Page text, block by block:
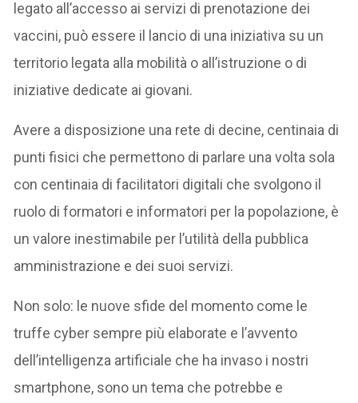
legato all’accesso ai servizi di prenotazione dei
vaccini, può essere il lancio di una iniziativa su un
territorio legata alla mobilità o all’istruzione o di
iniziative dedicate ai giovani.
Avere a disposizione una rete di decine, centinaia di
punti fisici che permettono di parlare una volta sola
con centinaia di facilitatori digitali che svolgono il
ruolo di formatori e informatori per la popolazione, è
un valore inestimabile per l’utilità della pubblica
amministrazione e dei suoi servizi.
Non solo: le nuove sfide del momento come le
truffe cyber sempre più elaborate e l’avvento
dell’intelligenza artificiale che ha invaso i nostri
smartphone, sono un tema che potrebbe e